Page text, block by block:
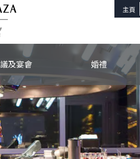
主頁
及宴會 婚禮